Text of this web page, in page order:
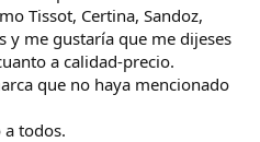
Tissot, Certina, Sandoz,
y me gustaría que me dijeses
a calidad-precio.
que no haya mencionado
a todos.